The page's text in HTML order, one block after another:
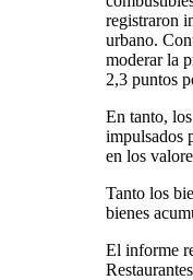
registraron
urbano.
moderar la
2,3 puntos
En tanto,
impulsados
en los
Tanto los
bienes
El informe